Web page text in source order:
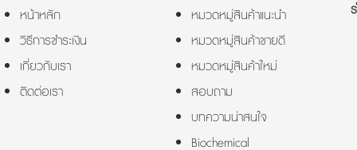
หน้าหลัก
วิธีการชำระเงิน
เกี่ยวกับเรา
ติดต่อเรา
หมวดหมู่สินค้าแนะนำ
หมวดหมู่สินค้าขายดี
หมวดหมู่สินค้าใหม่
สอบถาม
บทความน่าสนใจ
Biochemical